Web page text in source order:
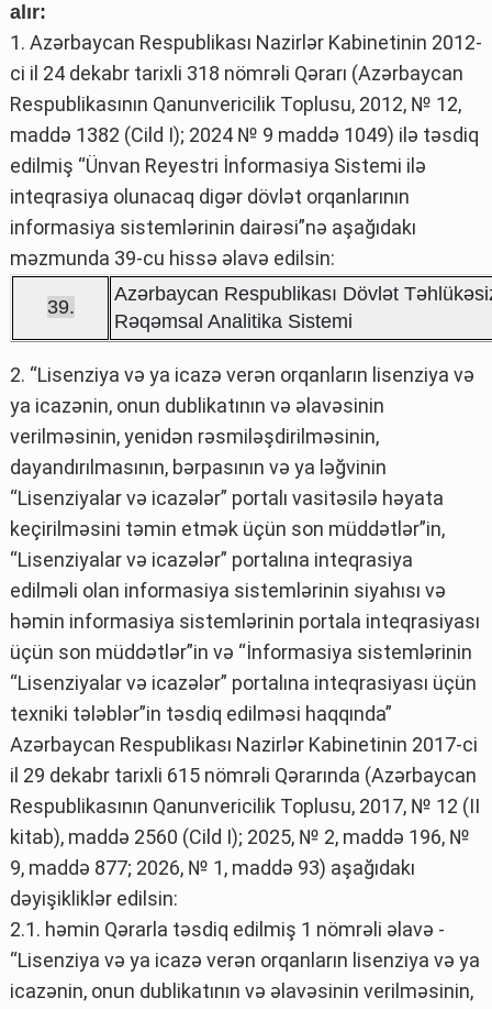
alır:
1. Azərbaycan Respublikası Nazirlər Kabinetinin 2012-
ci il 24 dekabr tarixli 318 nömrəli Qərarı (Azərbaycan
Respublikasının Qanunvericilik Toplusu, 2012, № 12,
maddə 1382 (Cild I); 2024 № 9 maddə 1049) ilə təsdiq
edilmiş “Ünvan Reyestri İnformasiya Sistemi ilə
inteqrasiya olunacaq digər dövlət orqanlarının
informasiya sistemlərinin dairəsi”nə aşağıdakı
məzmunda 39-cu hissə əlavə edilsin:
39.
Azərbaycan Respublikası Dövlət
Rəqəmsal Analitika Sistemi
2. “Lisenziya və ya icazə verən orqanların lisenziya və
ya icazənin, onun dublikatının və əlavəsinin
verilməsinin, yenidən rəsmiləşdirilməsinin,
dayandırılmasının, bərpasının və ya ləğvinin
“Lisenziyalar və icazələr” portalı vasitəsilə həyata
keçirilməsini təmin etmək üçün son müddətlər”in,
“Lisenziyalar və icazələr” portalına inteqrasiya
edilməli olan informasiya sistemlərinin siyahısı və
həmin informasiya sistemlərinin portala inteqrasiyası
üçün son müddətlər”in və “İnformasiya sistemlərinin
“Lisenziyalar və icazələr” portalına inteqrasiyası üçün
texniki tələblər”in təsdiq edilməsi haqqında”
Azərbaycan Respublikası Nazirlər Kabinetinin 2017-ci
il 29 dekabr tarixli 615 nömrəli Qərarında (Azərbaycan
Respublikasının Qanunvericilik Toplusu, 2017, № 12 (II
kitab), maddə 2560 (Cild I); 2025, № 2, maddə 196, №
9, maddə 877; 2026, № 1, maddə 93) aşağıdakı
dəyişikliklər edilsin:
2.1. həmin Qərarla təsdiq edilmiş 1 nömrəli əlavə -
“Lisenziya və ya icazə verən orqanların lisenziya və ya
icazənin, onun dublikatının və əlavəsinin verilməsinin,